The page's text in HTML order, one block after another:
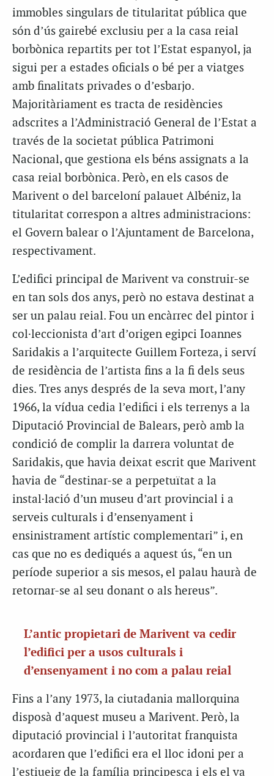
immobles singulars de titularitat pública que
són d’ús gairebé exclusiu per a la casa reial
borbònica repartits per tot l’Estat espanyol, ja
sigui per a estades oficials o bé per a viatges
amb finalitats privades o d’esbarjo.
Majoritàriament es tracta de residències
adscrites a l’Administració General de l’Estat a
través de la societat pública Patrimoni
Nacional, que gestiona els béns assignats a la
casa reial borbònica. Però, en els casos de
Marivent o del barceloní palauet Albéniz, la
titularitat correspon a altres administracions:
el Govern balear o l’Ajuntament de Barcelona,
respectivament.
L’edifici principal de Marivent va construir-se
en tan sols dos anys, però no estava destinat a
ser un palau reial. Fou un encàrrec del pintor i
col·leccionista d’art d’origen egipci Ioannes
Saridakis a l’arquitecte Guillem Forteza, i serví
de residència de l’artista fins a la fi dels seus
dies. Tres anys després de la seva mort, l’any
1966, la vídua cedia l’edifici i els terrenys a la
Diputació Provincial de Balears, però amb la
condició de complir la darrera voluntat de
Saridakis, que havia deixat escrit que Marivent
havia de “destinar-se a perpetuïtat a la
instal·lació d’un museu d’art provincial i a
serveis culturals i d’ensenyament i
ensinistrament artístic complementari” i, en
cas que no es dediqués a aquest ús, “en un
període superior a sis mesos, el palau haurà de
retornar-se al seu donant o als hereus”.
L’antic propietari de Marivent va cedir
l’edifici per a usos culturals i
d’ensenyament i no com a palau reial
Fins a l’any 1973, la ciutadania mallorquina
disposà d’aquest museu a Marivent. Però, la
diputació provincial i l’autoritat franquista
acordaren que l’edifici era el lloc idoni per a
l’estiueig de la família principesca i els el va